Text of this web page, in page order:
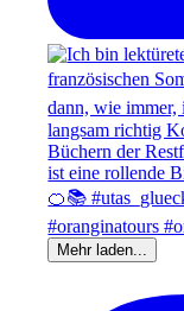
Mehr laden...